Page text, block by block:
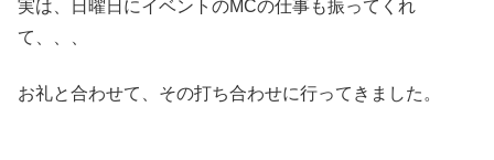
実は、日曜日にイベントのMCの仕事も振ってくれ
て、、、
お礼と合わせて、その打ち合わせに行ってきました。